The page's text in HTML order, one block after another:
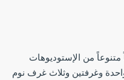
من الإستوديوهات
وغرفتين وثلاث غرف نوم